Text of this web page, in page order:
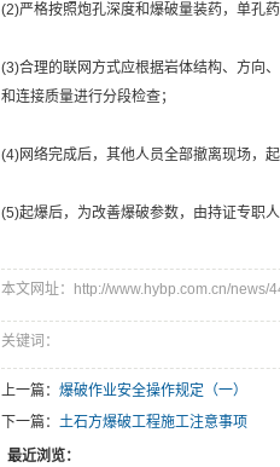
(2)严格按照炮孔深度和爆破量装药，单孔
(3)合理的联网方式应根据岩体结构、方向
和连接质量进行分段检查；
(4)网络完成后，其他人员全部撤离现场，
(5)起爆后，为改善爆破参数，由持证专职
本文网址：http://www.hybp.com.cn/news/
关键词：
上一篇： 爆破作业安全操作规定（一）
下一篇： 土石方爆破工程施工注意事项
最近浏览：